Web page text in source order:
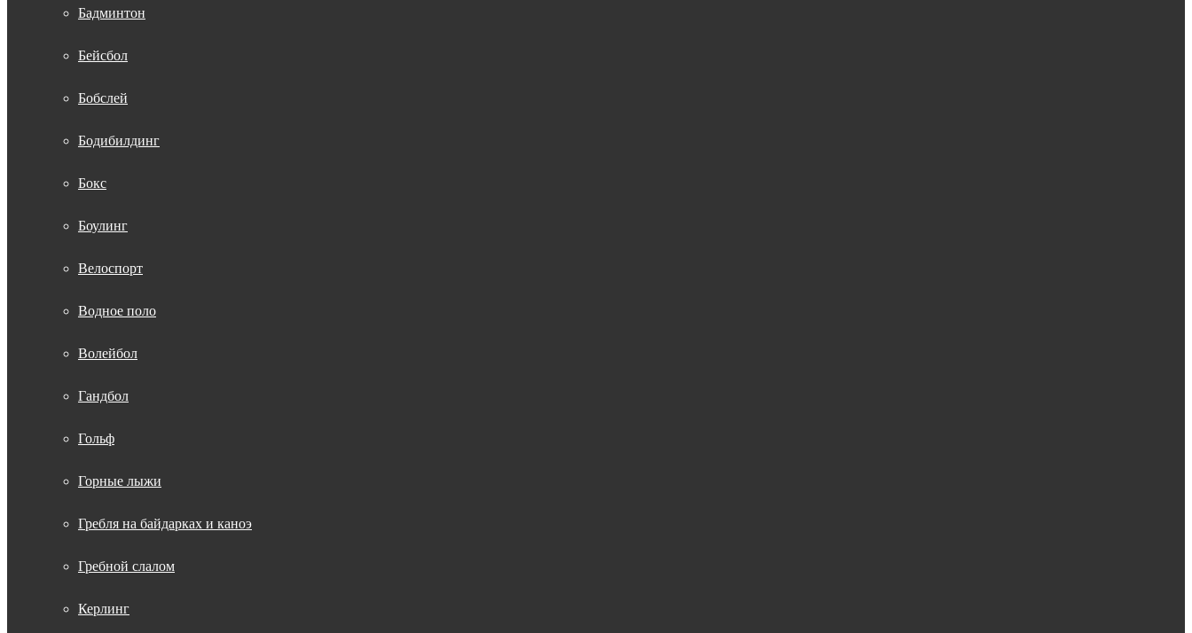
Бадминтон
Бейсбол
Бобслей
Бодибилдинг
Бокс
Боулинг
Велоспорт
Водное поло
Волейбол
Гандбол
Гольф
Горные лыжи
Гребля на байдарках и каноэ
Гребной слалом
Керлинг